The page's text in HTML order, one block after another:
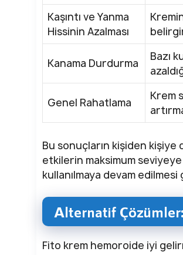
Kaşıntı ve Yanma
Hissinin Azalması
Kanama Durdurma
Bazı
Genel Rahatlama
Krem
Bu sonuçların kişiden kişiye
etkilerin maksimum
kullanılmaya devam
Alternatif
Fito krem hemoroide iyi